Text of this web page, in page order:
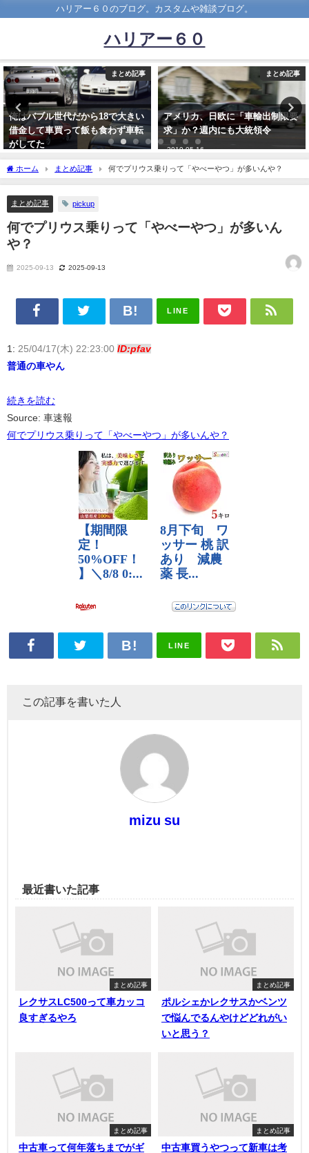
ハリアー６０のブログ。カスタムや雑談ブログ。
ハリアー６０
まとめ記事
アメリカ、日欧に「車輸出制限要
求」か？週内にも大統領令
2019-05-16
まとめ記事
【ポスト･リチウムイオン電池】
トヨタが本気で取り組む｢全固体
電池｣とは何か
ホーム まとめ記事 何でプリウス乗りって「やべーやつ」が多いんや？
まとめ記事 pickup
何でプリウス乗りって「やべーやつ」が多いん
や？
2025-09-13 2025-09-13
LINE
1: 25/04/17(木) 22:23:00 ID:pfav
普通の車やん
続きを読む
Source: 車速報
何でプリウス乗りって「やべーやつ」が多いんや？
LINE
この記事を書いた人
mizu su
最近書いた記事
まとめ記事
レクサスLC500って車カッコ
良すぎるやろ
まとめ記事
ポルシェかレクサスかベンツ
で悩んでるんやけどどれがい
いと思う？
まとめ記事
中古車って何年落ちまでがギ
まとめ記事
中古車買うやつって新車は考